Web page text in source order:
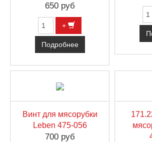
650 руб
+
Подробнее
Винт для мясорубки
Leben 475-056
700 руб